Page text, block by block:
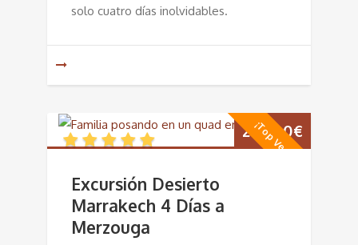
solo cuatro días inolvidables.
¡Top Ventas!
295,00€
Excursión Desierto
Marrakech 4 Días a
Merzouga